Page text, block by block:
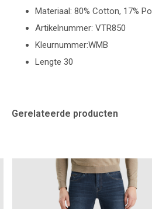
Materiaal: 80% Cotton, 17%
Artikelnummer: VTR850
Kleurnummer:WMB
Lengte 30
Gerelateerde producten